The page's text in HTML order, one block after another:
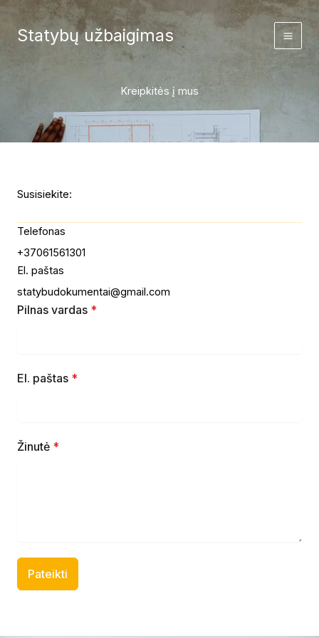
Skip
contentStatybų užbaigimas
Kreipkitės į mus
Susisiekite:
Telefonas
+37061561301
El. paštas
statybudokumentai@gmail.com
Pilnas vardas *
El. paštas *
Žinutė *
Pateikti